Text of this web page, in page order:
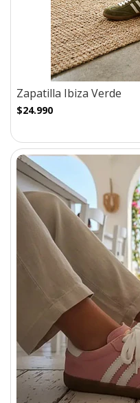
Zapatilla Ibiza Verde
$24.990